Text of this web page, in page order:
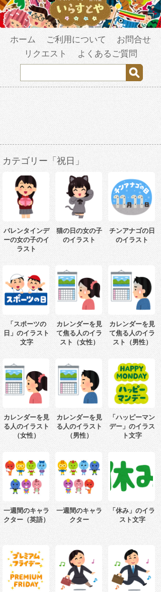
ホーム ご利用について
お問合せ
リクエスト
よくあるご質問
カテゴリー「祝日」
バレンタインデ
ーの女の子のイ
ラスト
猫の日の女の子
のイラスト
チンアナゴの日
のイラスト
「スポーツの
日」のイラスト
文字
カレンダーを見
て焦る人のイラ
スト（女性）
カレンダーを見
て焦る人のイラ
スト（男性）
カレンダーを見
る人のイラスト
（女性）
カレンダーを見
る人のイラスト
（男性）
「ハッピーマン
デー」のイラス
ト文字
一週間のキャラ
クター（英語）
一週間のキャラ
クター
「休み」のイラ
スト文字